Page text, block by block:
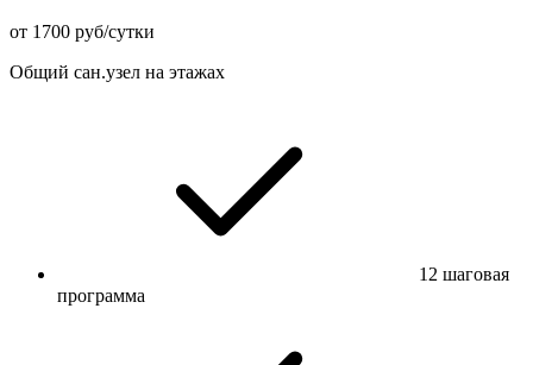
от 1700 руб/сутки
Общий сан.узел на этажах
12 шаговая
программа